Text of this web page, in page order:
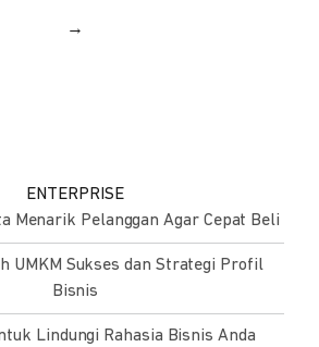
→
ENTERPRISE
Menarik Pelanggan Agar Cepat Beli
UMKM Sukses dan Strategi Profil
Bisnis
Lindungi Rahasia Bisnis Anda